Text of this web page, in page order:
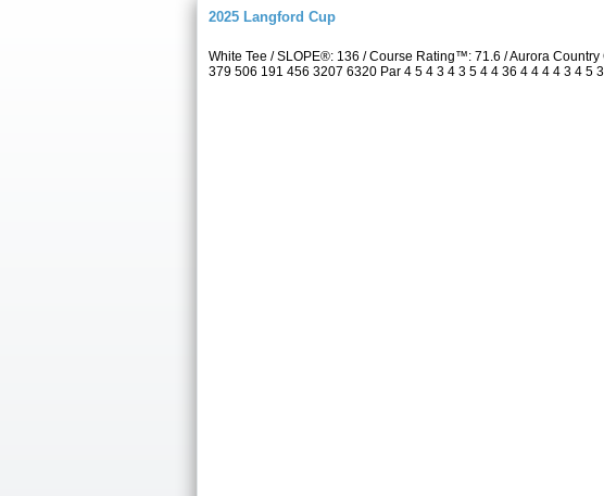
2025 Langford Cup
White Tee / SLOPE®: 136 / Course Rating™: 71.6 / Aurora
379 506 191 456 3207 6320 Par 4 5 4 3 4 3 5 4 4 36 4 4 4 4 3 4 5